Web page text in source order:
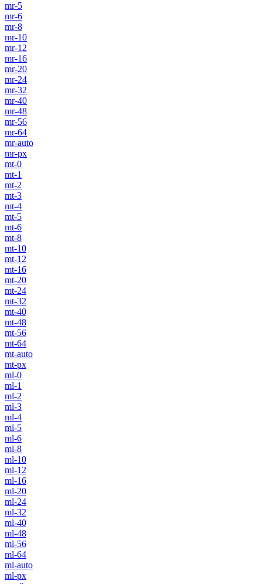
mr-5
mr-6
mr-8
mr-10
mr-12
mr-16
mr-20
mr-24
mr-32
mr-40
mr-48
mr-56
mr-64
mr-auto
mr-px
mt-0
mt-1
mt-2
mt-3
mt-4
mt-5
mt-6
mt-8
mt-10
mt-12
mt-16
mt-20
mt-24
mt-32
mt-40
mt-48
mt-56
mt-64
mt-auto
mt-px
ml-0
ml-1
ml-2
ml-3
ml-4
ml-5
ml-6
ml-8
ml-10
ml-12
ml-16
ml-20
ml-24
ml-32
ml-40
ml-48
ml-56
ml-64
ml-auto
ml-px